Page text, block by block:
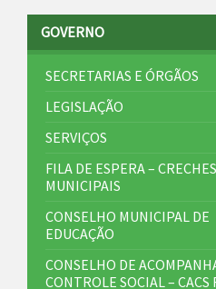
GOVERNO
SECRETARIAS E ÓRGÃOS
LEGISLAÇÃO
SERVIÇOS
FILA DE ESPERA – CRECHES
MUNICIPAIS
CONSELHO MUNICIPAL DE
EDUCAÇÃO
CONSELHO DE
CONTROLE SOCIAL – CACS